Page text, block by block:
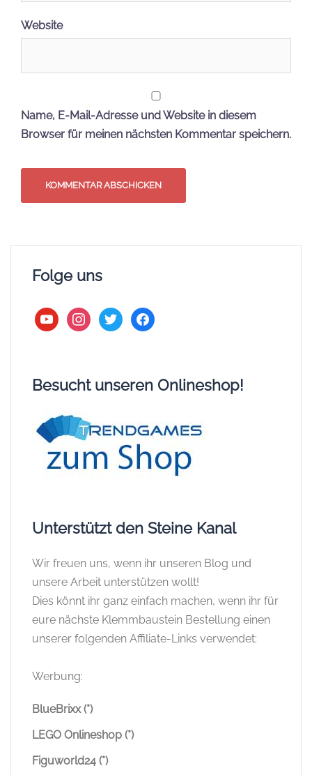
Website
Name, E-Mail-Adresse und Website in diesem
Browser für meinen nächsten Kommentar speichern.
Folge uns
youtubeinstagram
twitter facebook
Besucht unseren Onlineshop!
Unterstützt den Steine Kanal
Wir freuen uns, wenn ihr unseren Blog und
unsere Arbeit unterstützen wollt!
Dies könnt ihr ganz einfach machen, wenn ihr für
eure nächste Klemmbaustein Bestellung einen
unserer folgenden Affiliate-Links verwendet:
Werbung:
BlueBrixx (*)
LEGO Onlineshop (*)
Figuworld24 (*)